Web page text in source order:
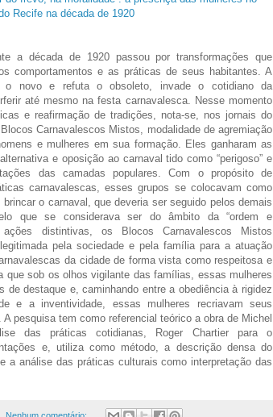
Recife na década de 1920
a década de 1920 passou por transformações que
comportamentos e as práticas de seus habitantes. A
o novo e refuta o obsoleto, invade o cotidiano da
até mesmo na festa carnavalesca. Nesse momento
e reafirmação de tradições, nota-se, nos jornais do
Carnavalescos Mistos, modalidade de agremiação
e mulheres em sua formação. Eles ganharam as
e oposição ao carnaval tido como “perigoso” e
das camadas populares. Com o propósito de
carnavalescas, esses grupos se colocavam como
o carnaval, que deveria ser seguido pelos demais
que se considerava ser do âmbito da “ordem e
ações distintivas, os Blocos Carnavalescos Mistos
pela sociedade e pela família para a atuação
da cidade de forma vista como respeitosa e
que sob os olhos vigilante das famílias, essas mulheres
de destaque e, caminhando entre a obediência à rigidez
e a inventividade, essas mulheres recriavam seus
pesquisa tem como referencial teórico a obra de Michel
das práticas cotidianas, Roger Chartier para o
e, utiliza como método, a descrição densa do
a análise das práticas culturais como interpretação das